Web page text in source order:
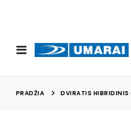
Toggle
Nav
PRADŽIA DVIRATIS